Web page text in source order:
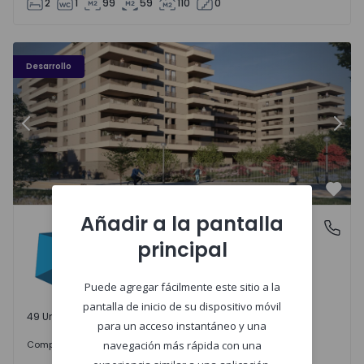
2 1 99 59 110 0
Desarrollo
PLENO JARDIM - 3
Anterior
Águas Santas, PortoPLENO JARDIM
Águas Santas, Porto
49 Unidades disponibles
Comprar 242.000 €
Añadir a la pantalla
principal
Puede agregar fácilmente este sitio a la
pantalla de inicio de su dispositivo móvil
para un acceso instantáneo y una
navegación más rápida con una